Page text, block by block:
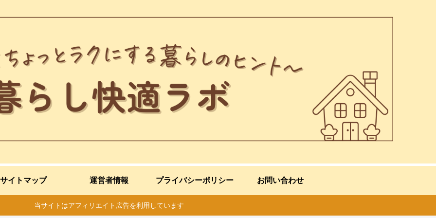
サイトマップ 運営者情報 プライバシーポリシー お問い合わせ
当サイトはアフィリエイト広告を利用しています